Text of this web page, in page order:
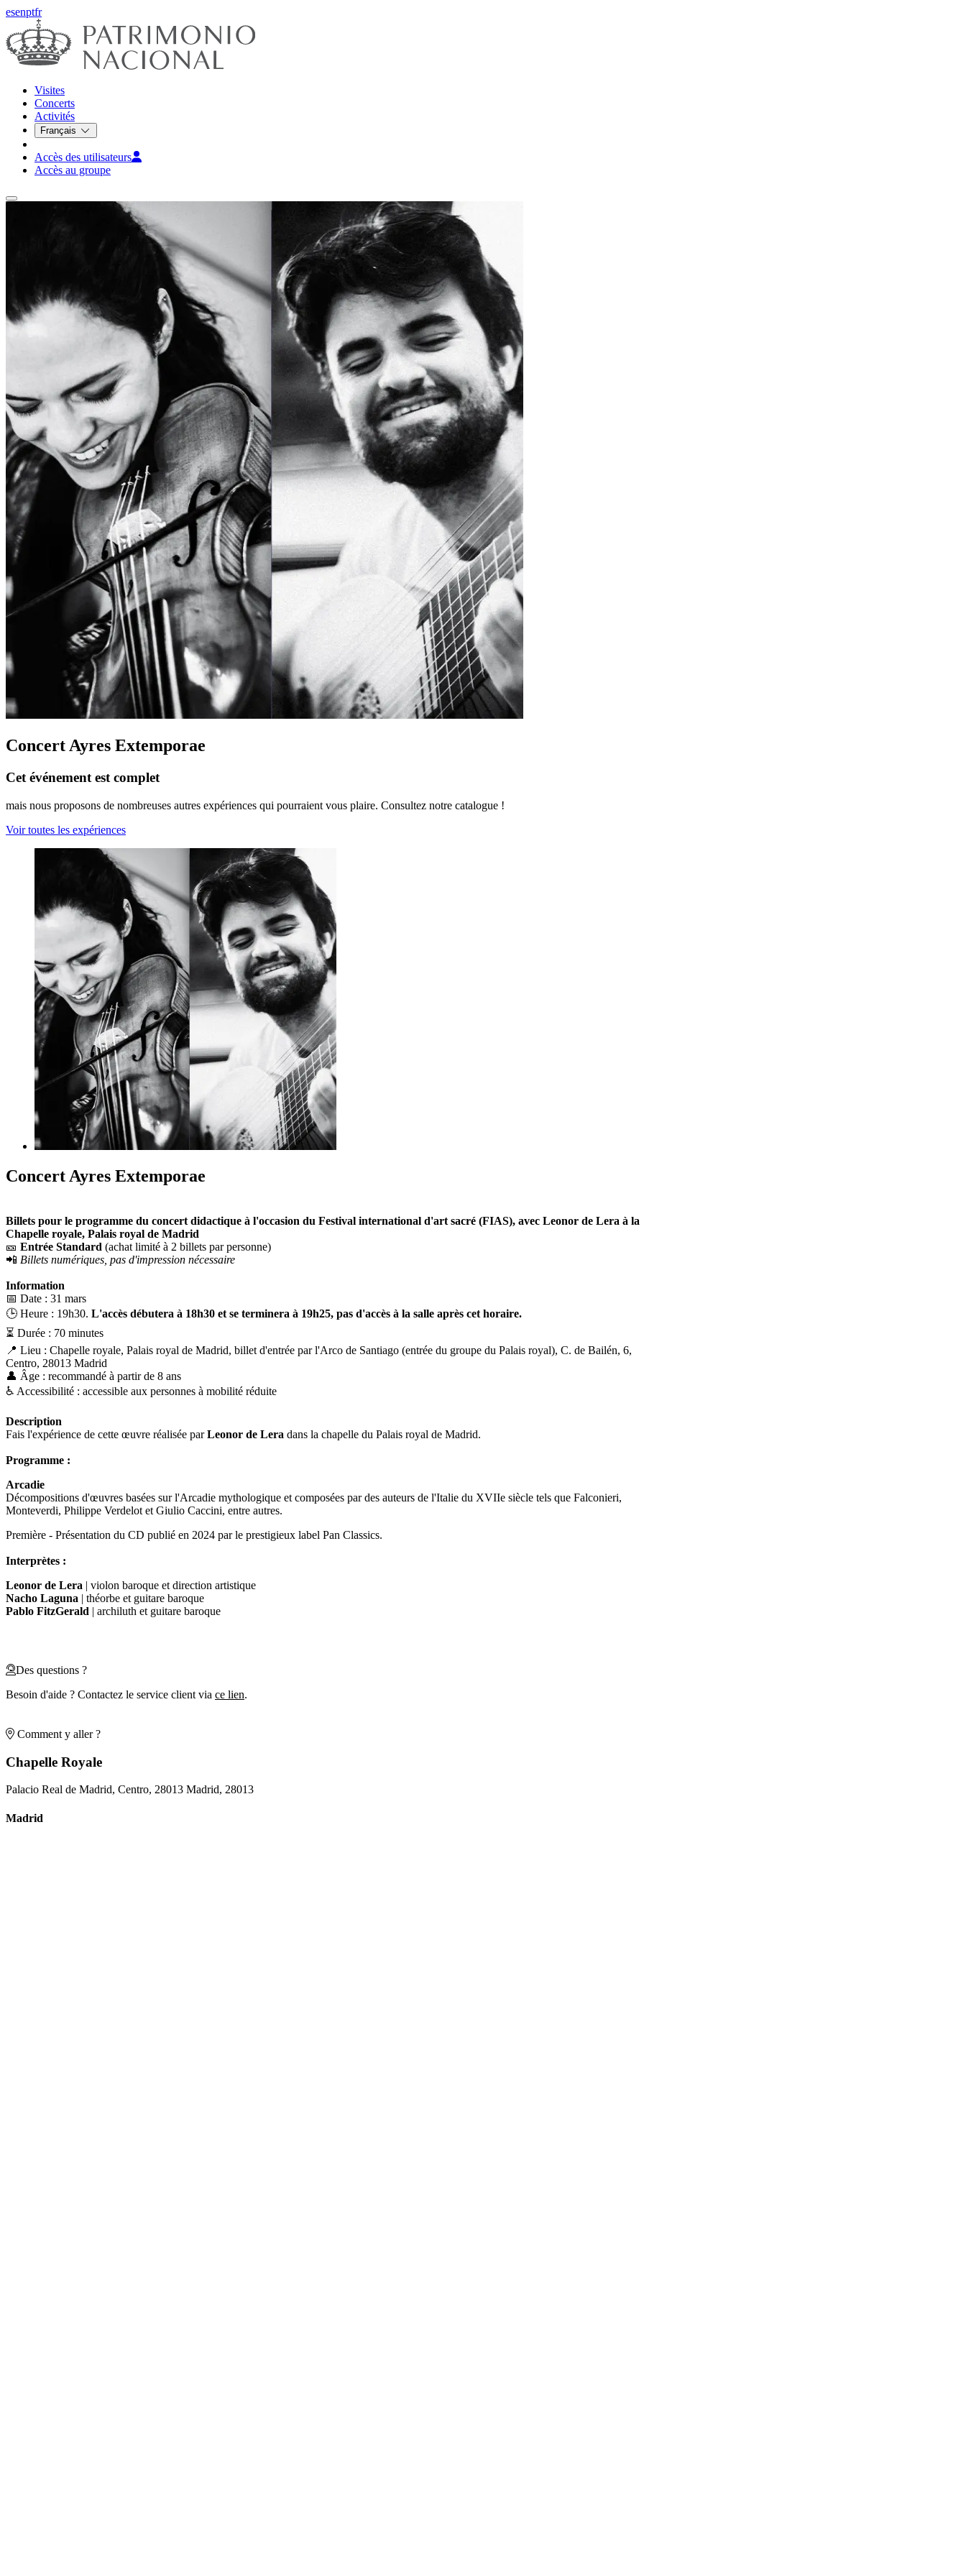
esenptfr
Visites
Concerts
Activités
Français
Accès des utilisateurs
Accès au groupe
Concert Ayres Extemporae
Cet événement est complet
mais nous proposons de nombreuses autres expériences qui pourraient vous plaire. Consultez notre catalogue !
Voir toutes les expériences
Concert Ayres Extemporae
Billets pour le programme du concert didactique à l'occasion du Festival international d'art sacré (FIAS), avec Leonor de Lera à la
Chapelle royale, Palais royal de Madrid
🎫 Entrée Standard (achat limité à 2 billets par personne)
📲 Billets numériques, pas d'impression nécessaire
Information
📅 Date : 31 mars
🕒 Heure : 19h30. L'accès débutera à 18h30 et se terminera à 19h25, pas d'accès à la salle après cet horaire.
⏳ Durée : 70 minutes
📍 Lieu : Chapelle royale, Palais royal de Madrid, billet d'entrée par l'Arco de Santiago (entrée du groupe du Palais royal), C. de Bailén, 6,
Centro, 28013 Madrid
👤 Âge : recommandé à partir de 8 ans
♿️ Accessibilité : accessible aux personnes à mobilité réduite
Description
Fais l'expérience de cette œuvre réalisée parLeonor de Lera dans la chapelle du Palais royal de Madrid.
Programme :
Arcadie
Décompositions d'œuvres basées sur l'Arcadie mythologique et composées par des auteurs de l'Italie du XVIIe siècle tels que Falconieri,
Monteverdi, Philippe Verdelot et Giulio Caccini, entre autres.
Première - Présentation du CD publié en 2024 par le prestigieux label Pan Classics.
Interprètes :
Leonor de Lera | violon baroque et direction artistique
Nacho Laguna | théorbe et guitare baroque
Pablo FitzGerald | archiluth et guitare baroque
Des questions ?
Besoin d'aide ? Contactez le service client via ce lien.
Comment y aller ?
Chapelle Royale
Palacio Real de Madrid, Centro, 28013 Madrid, 28013
Madrid